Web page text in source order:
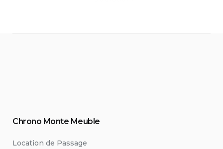
Chrono Monte Meuble
Location de Passage